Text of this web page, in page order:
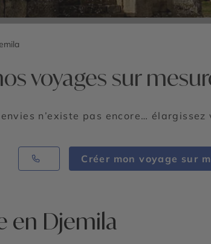
voyages sur
n’existe pas encore…
Créer mon voyage sur
en Djemila